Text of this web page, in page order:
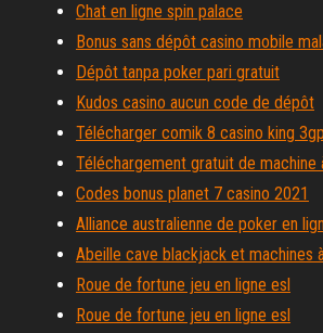
Chat en ligne spin palace
Bonus sans dépôt casino mobile
Dépôt tanpa poker pari gratuit
Kudos casino aucun code de dépôt
Télécharger comik 8 casino king 3gp
Téléchargement gratuit de machine
Codes bonus planet 7 casino 2021
Alliance australienne de poker en
Abeille cave blackjack et machines
Roue de fortune jeu en ligne esl
Roue de fortune jeu en ligne esl